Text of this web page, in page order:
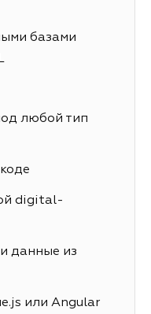
базами
любой тип
digital-
данные из
или Angular